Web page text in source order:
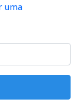
uma